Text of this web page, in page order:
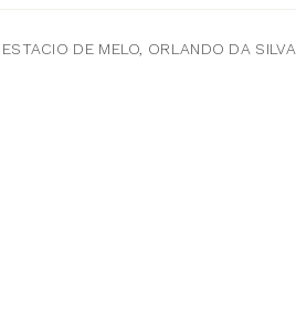
DE MELO, ORLANDO DA SILVA